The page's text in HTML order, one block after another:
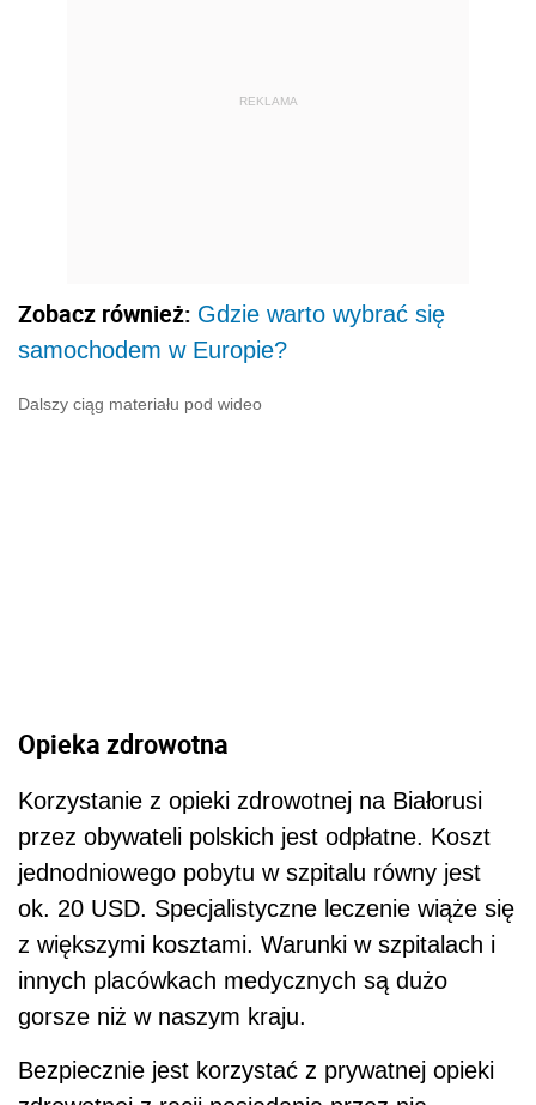
REKLAMA
Zobacz również: Gdzie warto wybrać się
samochodem w Europie?
Dalszy ciąg materiału pod wideo
Opieka zdrowotna
Korzystanie z opieki zdrowotnej na Białorusi
przez obywateli polskich jest odpłatne. Koszt
jednodniowego pobytu w szpitalu równy jest
ok. 20 USD. Specjalistyczne leczenie wiąże się
z większymi kosztami. Warunki w szpitalach i
innych placówkach medycznych są dużo
gorsze niż w naszym kraju.
Bezpiecznie jest korzystać z prywatnej opieki